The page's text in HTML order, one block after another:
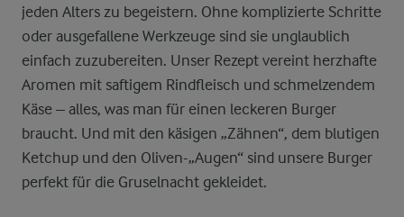
jeden Alters zu begeistern. Ohne komplizierte Schritte
oder ausgefallene Werkzeuge sind sie unglaublich
einfach zuzubereiten. Unser Rezept vereint herzhafte
Aromen mit saftigem Rindfleisch und schmelzendem
Käse – alles, was man für einen leckeren Burger
braucht. Und mit den käsigen „Zähnen“, dem blutigen
Ketchup und den Oliven-„Augen“ sind unsere Burger
perfekt für die Gruselnacht gekleidet.